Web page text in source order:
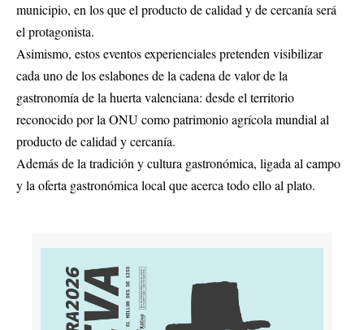
municipio, en los que el producto de calidad y de cercanía será
el protagonista.
Asimismo, estos eventos experienciales pretenden visibilizar
cada uno de los eslabones de la cadena de valor de la
gastronomía de la huerta valenciana: desde el territorio
reconocido por la ONU como patrimonio agrícola mundial al
producto de calidad y cercanía.
Además de la tradición y cultura gastronómica, ligada al campo
y la oferta gastronómica local que acerca todo ello al plato.